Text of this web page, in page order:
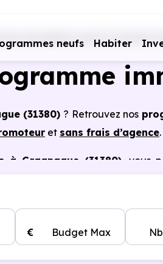
neufs Habiter
immobiliers neufs Occitanie
(31380) ? Retrouvez nos
et sans frais d’agence.
à Gragnague (31380) , vous
Budget Max
€